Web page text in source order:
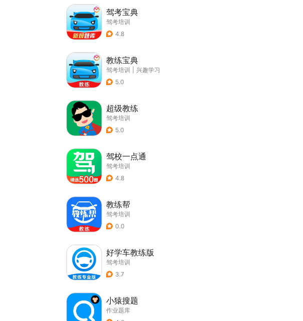
驾考宝典
驾考培训
4.8
教练宝典
驾考培训
兴趣学习
5.0
超级教练
驾考培训
5.0
驾校一点通
驾考培训
4.8
教练帮
驾考培训
0.0
好学车教练版
驾考培训
3.7
小猿搜题
作业题库